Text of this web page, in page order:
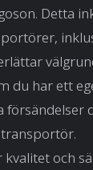
Detta
du har ett
och